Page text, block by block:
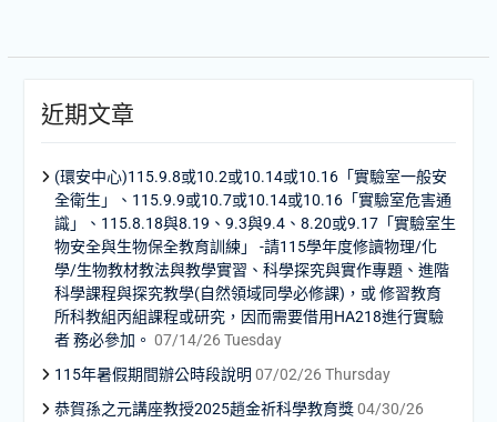
近期文章
(環安中心)115.9.8或10.2或10.14或10.16「實驗室一般安
全衛生」、115.9.9或10.7或10.14或10.16「實驗室危害通
識」、115.8.18與8.19、9.3與9.4、8.20或9.17「實驗室生
物安全與生物保全教育訓練」 -請115學年度修讀物理/化
學/生物教材教法與教學實習、科學探究與實作專題、進階
科學課程與探究教學(自然領域同學必修課)，或 修習教育
所科教組丙組課程或研究，因而需要借用HA218進行實驗
者 務必參加。 07/14/26 Tuesday
115年暑假期間辦公時段說明 07/02/26 Thursday
恭賀孫之元講座教授2025趙金祈科學教育獎 04/30/26